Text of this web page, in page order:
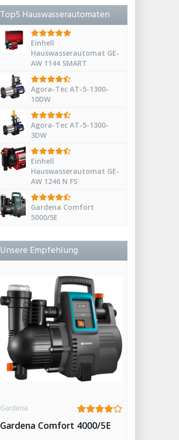
Top5 Hauswasserautomaten
Einhell
Hauswasserautomat GE-
AW 1144 SMART
Agora-Tec AT-5-1300-
10DW
Agora-Tec AT-5-1300-
3DW
Einhell
Hauswasserautomat GE-
AW 1246 N FS
Gardena Comfort
5000/5E
Unsere Empfehlung
Gardena
Gardena Comfort 4000/5E